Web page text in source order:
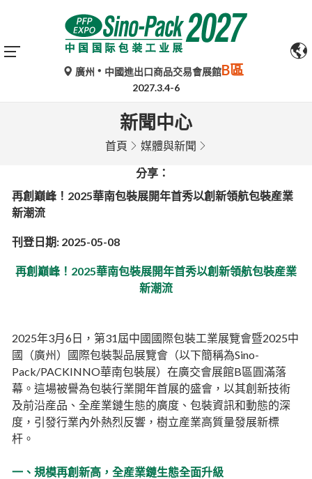
廣州 中國進出口商品交易會展館B區
2027.3.4-6
新聞中心
首頁 媒體與新聞
分享：
再創巔峰！2025華南包裝展開年首秀以創新領航包裝産業
新潮流
刊登日期: 2025-05-08
再創巔峰！2025華南包裝展開年首秀以創新領航包裝産業
新潮流
2025年3月6日，第31屆中國國際包裝工業展覽會暨2025中
國（廣州）國際包裝製品展覽會（以下簡稱為Sino-
Pack/PACKINNO華南包裝展）在廣交會展館B區圓滿落
幕。這場被譽為包裝行業開年首展的盛會，以其創新技術
及前沿産品、全産業鏈生態的廣度、包裝資訊和動態的深
度，引發行業內外熱烈反響，樹立産業高質量發展新標
杆。
一、規模再創新高，全産業鏈生態全面升級